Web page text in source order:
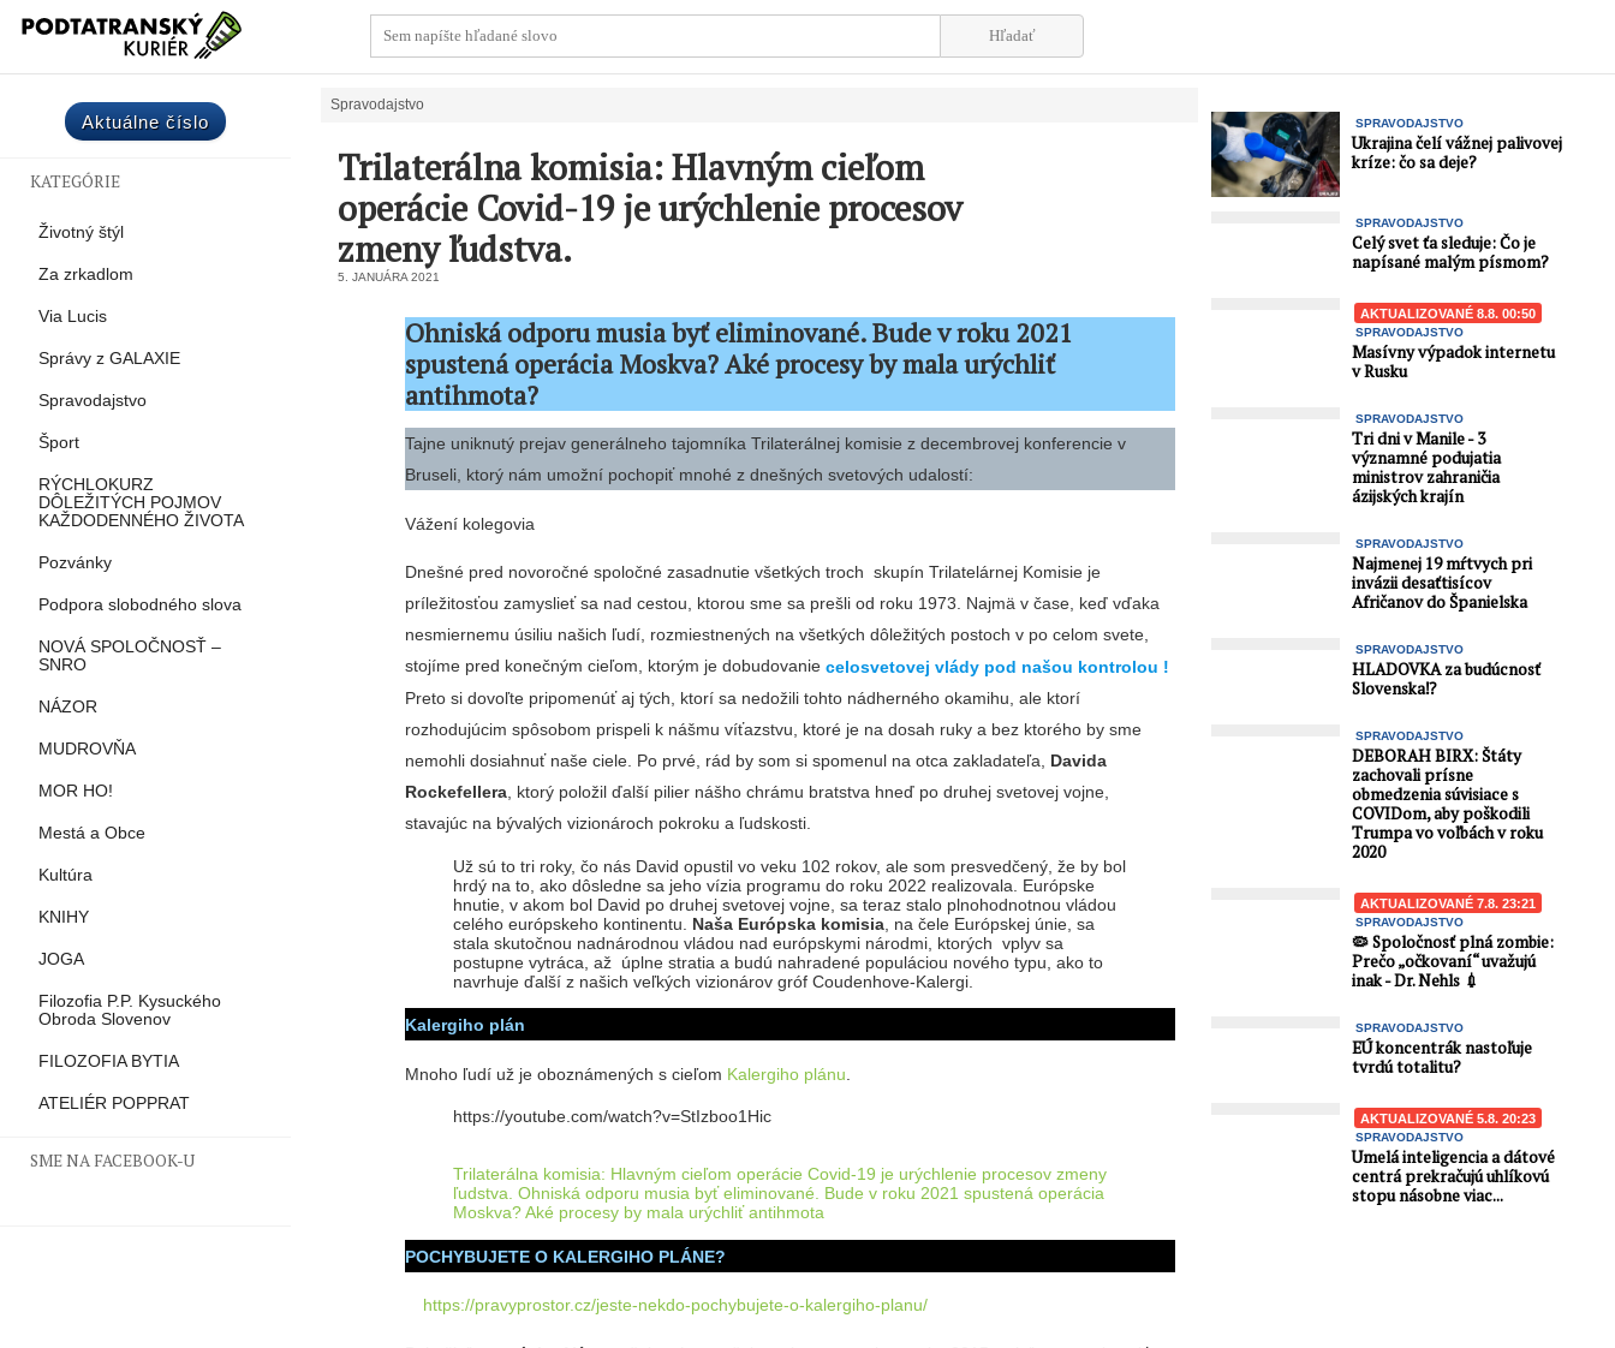
Aktuálne číslo
KATEGÓRIE
Životný štýl
Za zrkadlom
Via Lucis
Správy z GALAXIE
Spravodajstvo
Šport
RÝCHLOKURZ
DÔLEŽITÝCH POJMOV
KAŽDODENNÉHO ŽIVOTA
Pozvánky
Podpora slobodného slova
NOVÁ SPOLOČNOSŤ –
SNRO
NÁZOR
MUDROVŇA
MOR HO!
Mestá a Obce
Kultúra
KNIHY
JOGA
Filozofia P.P. Kysuckého
Obroda Slovenov
FILOZOFIA BYTIA
ATELIÉR POPPRAT
SME NA FACEBOOK-U
Spravodajstvo
Trilaterálna komisia: Hlavným cieľom
operácie Covid-19 je urýchlenie procesov
zmeny ľudstva.
5. JANUÁRA 2021
Ohniská odporu musia byť eliminované. Bude v roku 2021
spustená operácia Moskva? Aké procesy by mala urýchliť
antihmota?
Tajne uniknutý prejav generálneho tajomníka Trilaterálnej komisie z decembrovej konferencie v
Bruseli, ktorý nám umožní pochopiť mnohé z dnešných svetových udalostí:
Vážení kolegovia
Dnešné pred novoročné spoločné zasadnutie všetkých troch skupín Trilatelárnej Komisie je
príležitosťou zamyslieť sa nad cestou, ktorou sme sa prešli od roku 1973. Najmä v čase, keď vďaka
nesmiernemu úsiliu našich ľudí, rozmiestnených na všetkých dôležitých postoch v po celom svete,
stojíme pred konečným cieľom, ktorým je dobudovaniecelosvetovej vlády pod našou kontrolou !
Preto si dovoľte pripomenúť aj tých, ktorí sa nedožili tohto nádherného okamihu, ale ktorí
rozhodujúcim spôsobom prispeli k nášmu víťazstvu, ktoré je na dosah ruky a bez ktorého by sme
nemohli dosiahnuť naše ciele. Po prvé, rád by som si spomenul na otca zakladateľa, Davida
Rockefellera , ktorý položil ďalší pilier nášho chrámu bratstva hneď po druhej svetovej vojne,
stavajúc na bývalých vizionároch pokroku a ľudskosti.
Už sú to tri roky, čo nás David opustil vo veku 102 rokov, ale som presvedčený, že by bol
hrdý na to, ako dôsledne sa jeho vízia programu do roku 2022 realizovala. Európske
hnutie, v akom bol David po druhej svetovej vojne, sa teraz stalo plnohodnotnou vládou
celého európskeho kontinentu. Naša Európska komisia , na čele Európskej únie, sa
stala skutočnou nadnárodnou vládou nad európskymi národmi, ktorých vplyv sa
postupne vytráca, až úplne stratia a budú nahradené populáciou nového typu, ako to
navrhuje ďalší z našich veľkých vizionárov gróf Coudenhove-Kalergi.
Kalergiho plán
Mnoho ľudí už je oboznámených s cieľom Kalergiho plánu
https://youtube.com/watch?v=StIzboo1Hic
Trilaterálna komisia: Hlavným cieľom operácie Covid-19 je urýchlenie procesov zmeny
ľudstva. Ohniská odporu musia byť eliminované. Bude v roku 2021 spustená operácia
Moskva? Aké procesy by mala urýchliť antihmota
POCHYBUJETE O KALERGIHO PLÁNE?
https://pravyprostor.cz/jeste-nekdo-pochybujete-o-kalergiho-planu/
SPRAVODAJSTVO
Ukrajina čelí vážnej palivovej
kríze: čo sa deje?
SPRAVODAJSTVO
Celý svet ťa sleduje: Čo je
napísané malým písmom?
AKTUALIZOVANÉ 8.8. 00:50
SPRAVODAJSTVO
Masívny výpadok internetu
v Rusku
SPRAVODAJSTVO
Tri dni v Manile - 3
významné podujatia
ministrov zahraničia
ázijských krajín
SPRAVODAJSTVO
Najmenej 19 mŕtvych pri
invázii desaťtisícov
Afričanov do Španielska
SPRAVODAJSTVO
HLADOVKA za budúcnosť
Slovenska⁉️
SPRAVODAJSTVO
DEBORAH BIRX: Štáty
zachovali prísne
obmedzenia súvisiace s
COVIDom, aby poškodili
Trumpa vo voľbách v roku
2020
AKTUALIZOVANÉ 7.8. 23:21
SPRAVODAJSTVO
🦠 Spoločnosť plná zombie:
Prečo „očkovaní“ uvažujú
inak - Dr. Nehls 💉
SPRAVODAJSTVO
EÚ koncentrák nastoľuje
tvrdú totalitu?
AKTUALIZOVANÉ 5.8. 20:23
SPRAVODAJSTVO
Umelá inteligencia a dátové
centrá prekračujú uhlíkovú
stopu násobne viac...